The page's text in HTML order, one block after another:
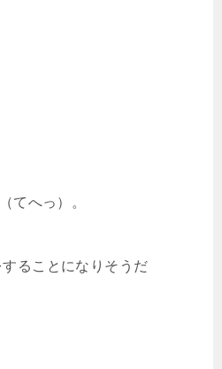
てへっ）。
ることになりそうだ